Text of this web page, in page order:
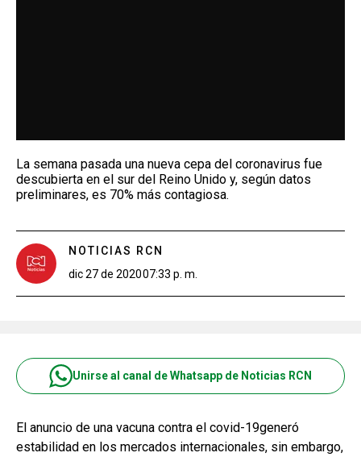
La semana pasada una nueva cepa del coronavirus fue
descubierta en el sur del Reino Unido y, según datos
preliminares, es 70% más contagiosa.
NOTICIAS RCN
dic 27 de 202007:33 p. m.
Unirse al canal de Whatsapp de Noticias RCN
El anuncio de una vacuna contra el covid-19generó
estabilidad en los mercados internacionales, sin embargo,